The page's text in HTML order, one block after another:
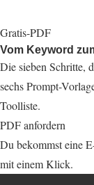
Gratis-PDF
Vom Keyword
Die sieben Schritte,
sechs Prompt-
Toolliste.
PDF anfordern
Du bekommst eine
mit einem Klick.